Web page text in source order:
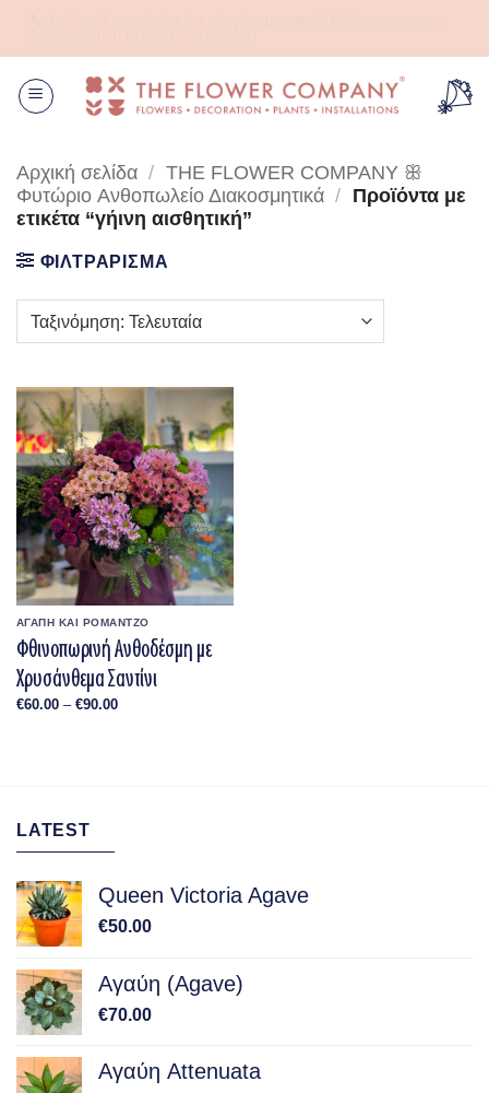
Αρχική σελίδα / THE FLOWER COMPANY ꕥ
Φυτώριο Aνθοπωλείο Διακοσμητικά / Προϊόντα με
ετικέτα “γήινη αισθητική”
ΦΙΛΤΡΑΡΙΣΜΑ
ΑΓΑΠΗ ΚΑΙ ΡΟΜΑΝΤΖΟ
Φθινοπωρινή Ανθοδέσμη με
Χρυσάνθεμα Σαντίνι
€60.00 – €90.00Price
LATEST
Queen Victoria Agave
€50.00
Αγαύη (Agave)
€70.00
Αγαύη Attenuata